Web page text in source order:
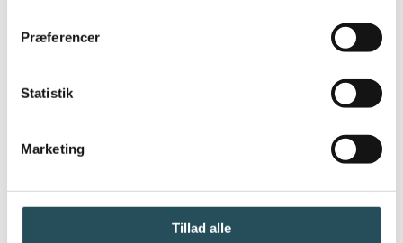
Præferencer
Statistik
Marketing
Tillad alle
Læs mere og tilmeld dig enten som gæst
eller deltager:
DM i frokostordning 2026 - Danmarks